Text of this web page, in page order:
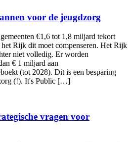
voor de jeugdzorg
€1,6 tot 1,8 miljard tekort
Rijk dit moet compenseren. Het Rijk
niet volledig. Er worden
€ 1 miljard aan
(tot 2028). Dit is een besparing
(!). It's Public […]
vragen voor